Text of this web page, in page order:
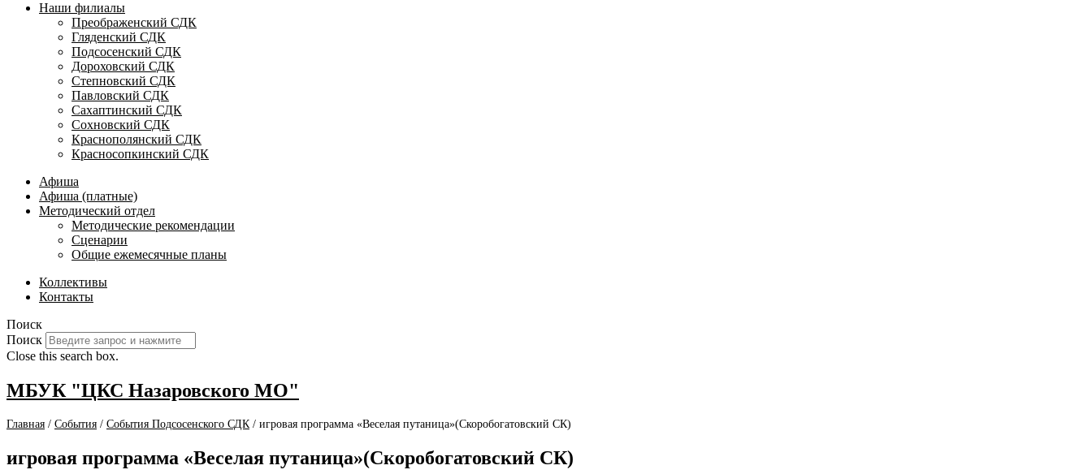
Наши филиалы
Преображенский СДК
Гляденский СДК
Подсосенский СДК
Дороховский СДК
Степновский СДК
Павловский СДК
Сахаптинский СДК
Сохновский СДК
Краснополянский СДК
Красносопкинский СДК
Афиша
Афиша (платные)
Методический отдел
Методические рекомендации
Сценарии
Общие ежемесячные планы
Коллективы
Контакты
Поиск
Поиск
Close this search box.
МБУК "ЦКС Назаровского МО"
Главная / События / События Подсосенского СДК / игровая программа «Веселая путаница»(Скоробогатовский СК)
игровая программа «Веселая путаница»(Скоробогатовский СК)